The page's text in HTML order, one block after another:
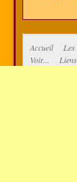
Accueil
Voir...
Liens